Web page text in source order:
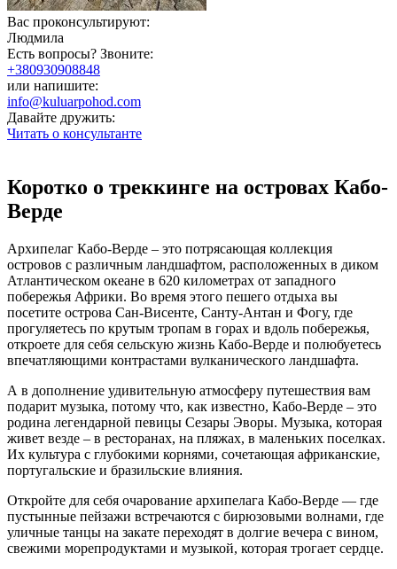
Вас проконсультируют:
Людмила
Есть вопросы? Звоните:
+380930908848
или напишите:
info@kuluarpohod.com
Давайте дружить:
Читать о консультанте
Коротко о треккинге на островах Кабо-
Верде
Архипелаг Кабо-Верде – это потрясающая коллекция
островов с различным ландшафтом, расположенных в диком
Атлантическом океане в 620 километрах от западного
побережья Африки. Во время этого пешего отдыха вы
посетите острова Сан-Висенте, Санту-Антан и Фогу, где
прогуляетесь по крутым тропам в горах и вдоль побережья,
откроете для себя сельскую жизнь Кабо-Верде и полюбуетесь
впечатляющими контрастами вулканического ландшафта.
А в дополнение удивительную атмосферу путешествия вам
подарит музыка, потому что, как известно, Кабо-Верде – это
родина легендарной певицы Сезары Эворы. Музыка, которая
живет везде – в ресторанах, на пляжах, в маленьких поселках.
Их культура с глубокими корнями, сочетающая африканские,
португальские и бразильские влияния.
Откройте для себя очарование архипелага Кабо-Верде — где
пустынные пейзажи встречаются с бирюзовыми волнами, где
уличные танцы на закате переходят в долгие вечера с вином,
свежими морепродуктами и музыкой, которая трогает сердце.